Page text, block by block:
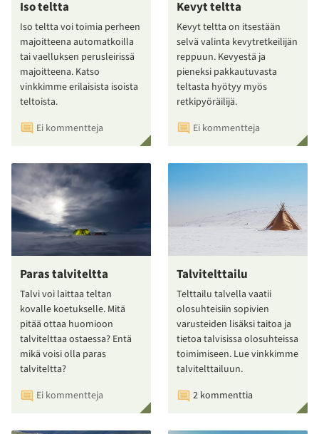
Iso teltta
Iso teltta voi toimia perheen
majoitteena automatkoilla
tai vaelluksen perusleirissä
majoitteena. Katso
vinkkimme erilaisista isoista
teltoista.
Ei kommentteja
Kevyt teltta
Kevyt teltta on itsestään
selvä valinta kevytretkeilijän
reppuun. Kevyestä ja
pieneksi pakkautuvasta
teltasta hyötyy myös
retkipyöräilijä.
Ei kommentteja
Paras talviteltta
Talvi voi laittaa teltan
kovalle koetukselle. Mitä
pitää ottaa huomioon
talvitelttaa ostaessa? Entä
mikä voisi olla paras
talviteltta?
Ei kommentteja
Talvitelttailu
Telttailu talvella vaatii
olosuhteisiin sopivien
varusteiden lisäksi taitoa ja
tietoa talvisissa olosuhteissa
toimimiseen. Lue vinkkimme
talvitelttailuun.
2 kommenttia